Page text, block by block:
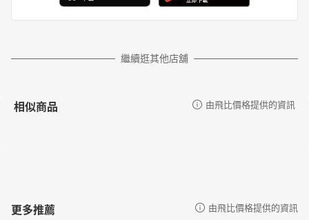
繼續逛其他店舖
相似商品 由飛比價格提供的資訊
更多推薦 由飛比價格提供的資訊